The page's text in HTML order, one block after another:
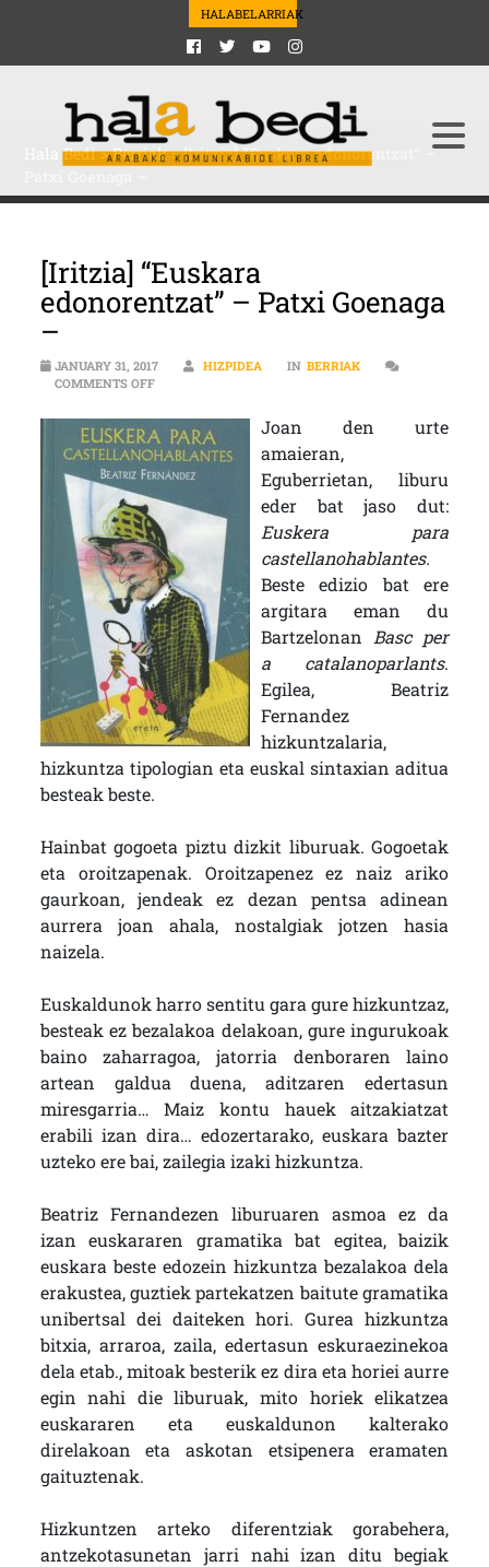
HALABELARRIAK
Hala Bedi>Berriak>[Iritzia] “Euskara edonorentzat” –
[Iritzia] “Euskara
edonorentzat” – Patxi Goenaga
–
JANUARY 31, 2017 HIZPIDEA IN BERRIAK
COMMENTS OFFON [IRITZIA] “EUSKARA EDONORENTZAT” – PATXI
Joan den urte
amaieran,
Eguberrietan, liburu
eder bat jaso dut:
Euskera para
castellanohablantes.
Beste edizio bat ere
argitara eman du
Bartzelonan Basc per
a catalanoparlants.
Egilea, Beatriz
Fernandez
hizkuntzalaria,
hizkuntza tipologian eta euskal sintaxian aditua
besteak beste.
Hainbat gogoeta piztu dizkit liburuak. Gogoetak
eta oroitzapenak. Oroitzapenez ez naiz ariko
gaurkoan, jendeak ez dezan pentsa adinean
aurrera joan ahala, nostalgiak jotzen hasia
naizela.
Euskaldunok harro sentitu gara gure hizkuntzaz,
besteak ez bezalakoa delakoan, gure ingurukoak
baino zaharragoa, jatorria denboraren laino
artean galdua duena, aditzaren edertasun
miresgarria… Maiz kontu hauek aitzakiatzat
erabili izan dira… edozertarako, euskara bazter
uzteko ere bai, zailegia izaki hizkuntza.
Beatriz Fernandezen liburuaren asmoa ez da
izan euskararen gramatika bat egitea, baizik
euskara beste edozein hizkuntza bezalakoa dela
erakustea, guztiek partekatzen baitute gramatika
unibertsal dei daiteken hori. Gurea hizkuntza
bitxia, arraroa, zaila, edertasun eskuraezinekoa
dela etab., mitoak besterik ez dira eta horiei aurre
egin nahi die liburuak, mito horiek elikatzea
euskararen eta euskaldunon kalterako
direlakoan eta askotan etsipenera eramaten
gaituztenak.
Hizkuntzen arteko diferentziak gorabehera,
antzekotasunetan jarri nahi izan ditu begiak